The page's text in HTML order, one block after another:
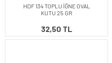
HDF 134 TOPLU İĞNE OVAL
KUTU 25 GR
32,50 TL